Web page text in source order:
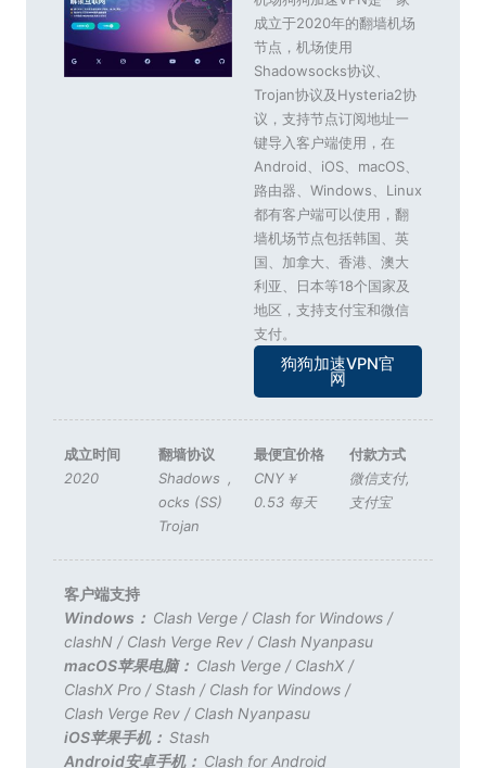
成立于2020年的翻墙机场
节点，机场使用
Shadowsocks协议、
Trojan协议及Hysteria2协
议，支持节点订阅地址一
键导入客户端使用，在
Android、iOS、macOS、
路由器、Windows、Linux
都有客户端可以使用，翻
墙机场节点包括韩国、英
国、加拿大、香港、澳大
利亚、日本等18个国家及
地区，支持支付宝和微信
支付。
狗狗加速VPN官
网
成立时间
2020
翻墙协议
Shadows
ocks (SS)
,
Trojan
最便宜价格
CNY￥
0.53 每天
付款方式
微信支付,
支付宝
客户端支持
Windows： Clash Verge/ Clash for Windows/
clashN/ Clash Verge Rev/ Clash Nyanpasu
macOS苹果电脑： Clash Verge/ ClashX/
ClashX Pro/Stash/ Clash for Windows/
Clash Verge Rev/ Clash Nyanpasu
iOS苹果手机： Stash
Android安卓手机： Clash for Android